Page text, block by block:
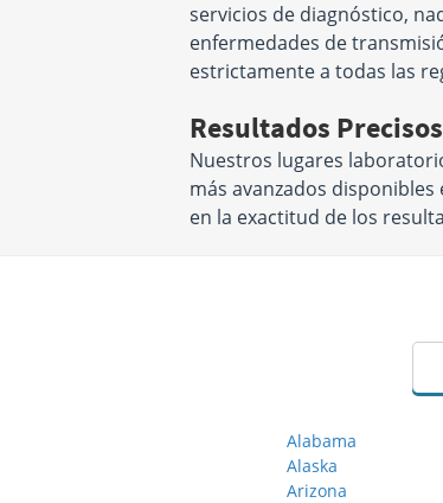
servicios de diagnóstico,
enfermedades de
estrictamente a todas las
Resultados Precisos
Nuestros lugares
más avanzados
en la exactitud de los
Alabama
Alaska
Arizona